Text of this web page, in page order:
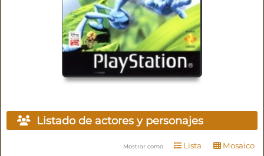
Listado de actores y personajes
Mostrar como Lista Mosaico